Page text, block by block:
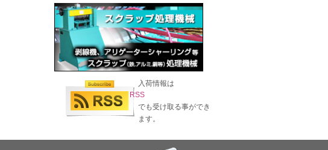
入荷情報は
RSS
でも受け取る事ができ
ます。